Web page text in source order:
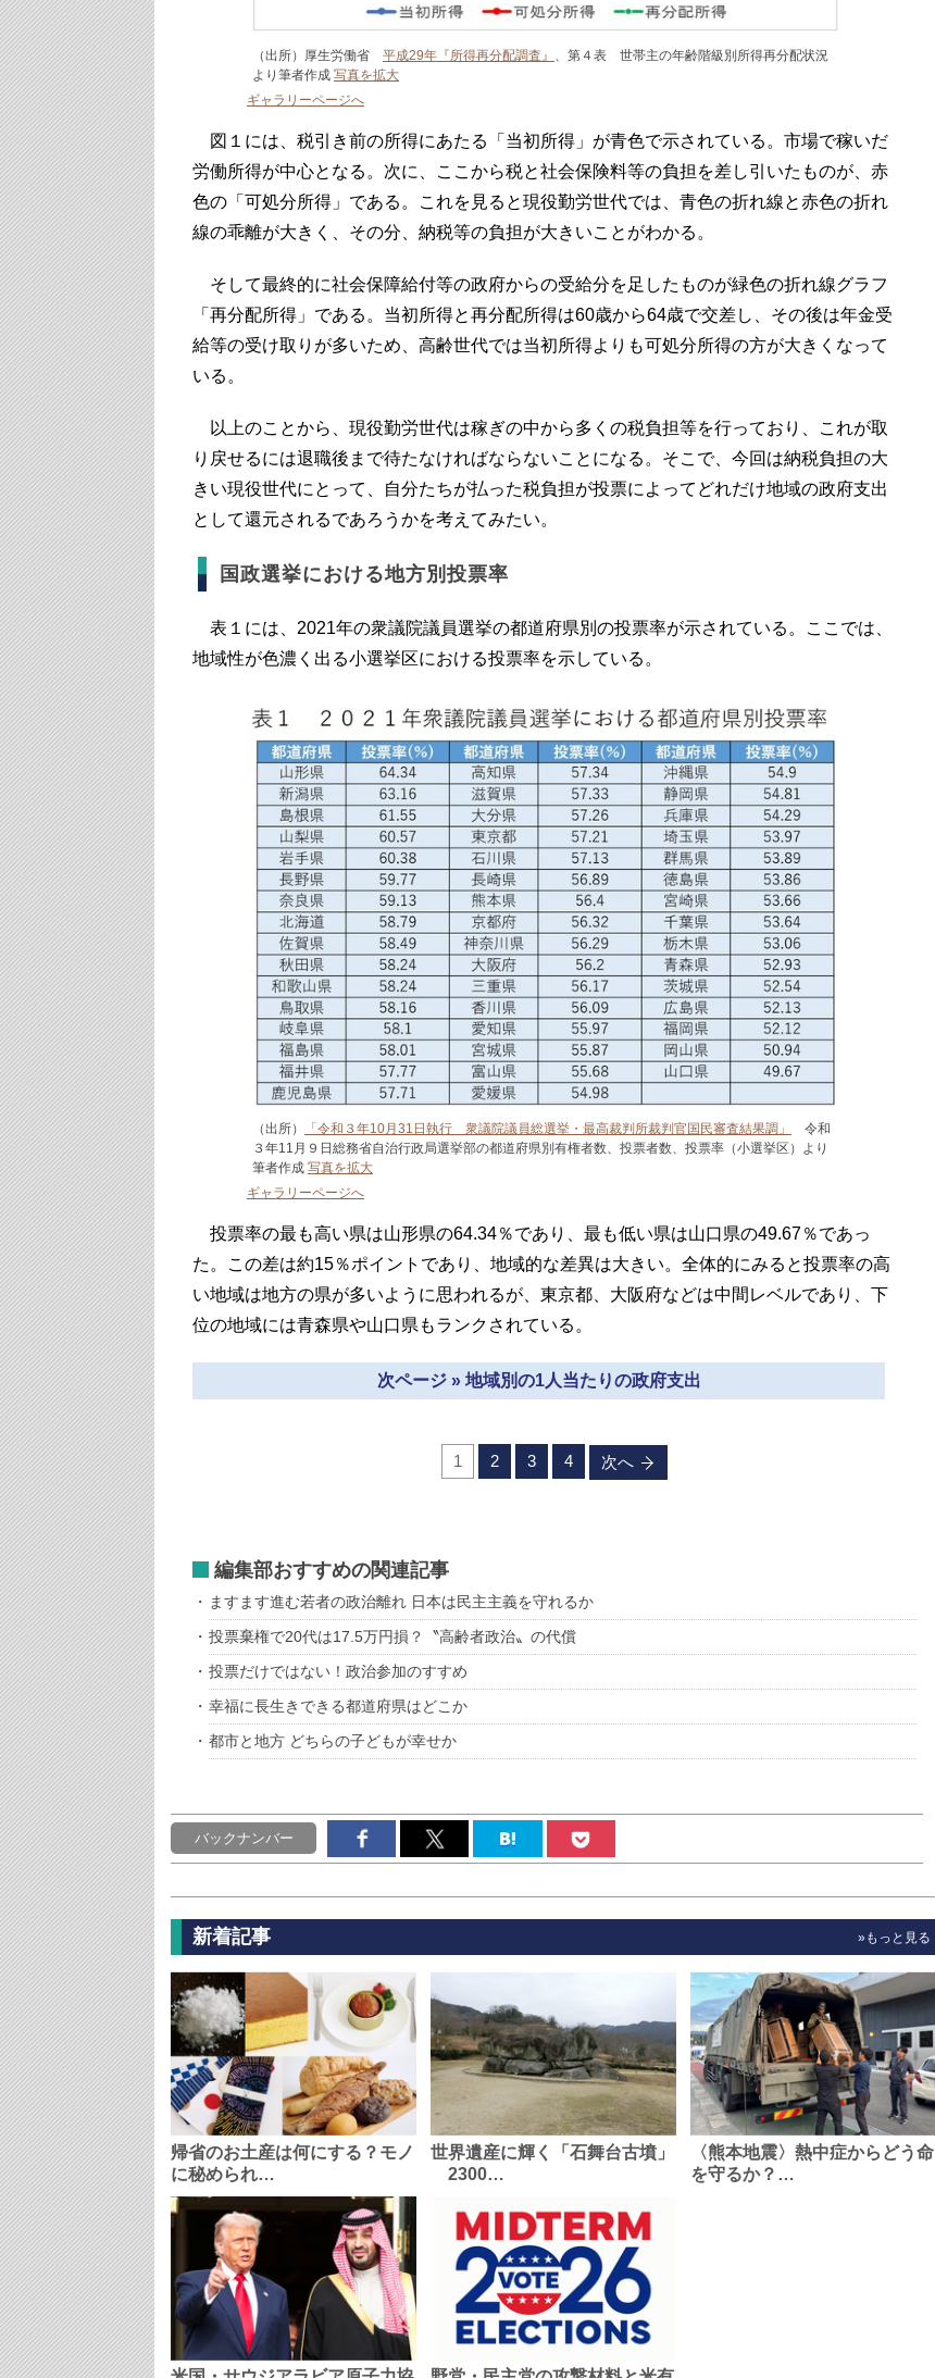
（出所）厚生労働省 平成29年『所得再分配調査』 、第４表 世帯主の年齢階級別所得再分配状況
より筆者作成 写真を拡大
ギャラリーページへ
図１には、税引き前の所得にあたる「当初所得」が青色で示されている。市場で稼いだ
労働所得が中心となる。次に、ここから税と社会保険料等の負担を差し引いたものが、赤
色の「可処分所得」である。これを見ると現役勤労世代では、青色の折れ線と赤色の折れ
線の乖離が大きく、その分、納税等の負担が大きいことがわかる。
そして最終的に社会保障給付等の政府からの受給分を足したものが緑色の折れ線グラフ
「再分配所得」である。当初所得と再分配所得は60歳から64歳で交差し、その後は年金受
給等の受け取りが多いため、高齢世代では当初所得よりも可処分所得の方が大きくなって
いる。
以上のことから、現役勤労世代は稼ぎの中から多くの税負担等を行っており、これが取
り戻せるには退職後まで待たなければならないことになる。そこで、今回は納税負担の大
きい現役世代にとって、自分たちが払った税負担が投票によってどれだけ地域の政府支出
として還元されるであろうかを考えてみたい。
国政選挙における地方別投票率
表１には、2021年の衆議院議員選挙の都道府県別の投票率が示されている。ここでは、
地域性が色濃く出る小選挙区における投票率を示している。
（出所） 「令和３年10月31日執行 衆議院議員総選挙・最高裁判所裁判官国民審査結果調」
令和
３年11月９日総務省自治行政局選挙部の都道府県別有権者数、投票者数、投票率（小選挙区）より
筆者作成 写真を拡大
ギャラリーページへ
投票率の最も高い県は山形県の64.34％であり、最も低い県は山口県の49.67％であっ
た。この差は約15％ポイントであり、地域的な差異は大きい。全体的にみると投票率の高
い地域は地方の県が多いように思われるが、東京都、大阪府などは中間レベルであり、下
位の地域には青森県や山口県もランクされている。
次ページ » 地域別の1人当たりの政府支出
1 2 3 4 次へ
編集部おすすめの関連記事
ますます進む若者の政治離れ 日本は民主主義を守れるか
投票棄権で20代は17.5万円損？〝高齢者政治〟の代償
投票だけではない！政治参加のすすめ
幸福に長生きできる都道府県はどこか
都市と地方 どちらの子どもが幸せか
バックナンバー
新着記事 »もっと見る
帰省のお土産は何にする？モノ
に秘められ…
世界遺産に輝く「石舞台古墳」
2300…
〈熊本地震〉熱中症からどう命
を守るか？…